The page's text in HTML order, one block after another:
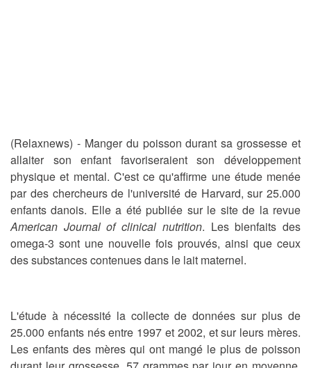
(Relaxnews) - Manger du poisson durant sa grossesse et
allaiter son enfant favoriseraient son développement
physique et mental. C'est ce qu'affirme une étude menée
par des chercheurs de l'université de Harvard, sur 25.000
enfants danois. Elle a été publiée sur le site de la revue
American Journal of clinical nutrition. Les bienfaits des
omega-3 sont une nouvelle fois prouvés, ainsi que ceux
des substances contenues dans le lait maternel.
L'étude à nécessité la collecte de données sur plus de
25.000 enfants nés entre 1997 et 2002, et sur leurs mères.
Les enfants des mères qui ont mangé le plus de poisson